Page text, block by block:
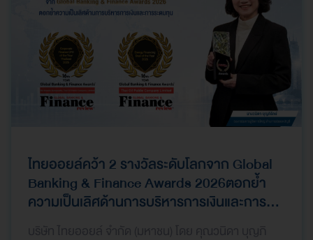
ไทยออยล์คว้า 2 รางวัลระดับโลกจาก Global
Banking & Finance Awards 2026ตอกย้ำ
ความเป็นเลิศด้านการบริหารการเงินและการ